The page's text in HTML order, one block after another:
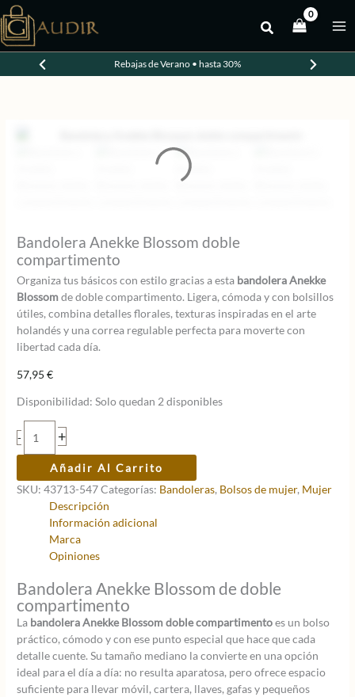
al
contenido
Rebajas de Verano • hasta 30%
Bandolera Anekke Blossom doble
compartimento
Organiza tus básicos con estilo gracias a esta bandolera Anekke
Blossomde doble compartimento. Ligera, cómoda y con bolsillos
útiles, combina detalles florales, texturas inspiradas en el arte
holandés y una correa regulable perfecta para moverte con
libertad cada día.
57,95€
Disponibilidad: Solo quedan 2 disponibles
-
Bandolera
Anekke
Blossom
doble
compartimento
cantidad
+
Añadir Al Carrito
SKU:43713-547Categorías: Bandoleras, Bolsos de mujer, Mujer
Descripción
Información adicional
Marca
Opiniones
Bandolera Anekke Blossom de doble
compartimento
La bandolera Anekke Blossom doble compartimentoes un bolso
práctico, cómodo y con ese punto especial que hace que cada
detalle cuente. Su tamaño mediano la convierte en una opción
ideal para el día a día: no resulta aparatosa, pero ofrece espacio
suficiente para llevar móvil, cartera, llaves, gafas y pequeños